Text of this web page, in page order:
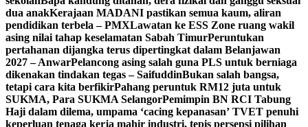
dua anakKerajaan MADANI pastikan semua kaum, aliran
pendidikan terbela – PMXLawatan ke ESS Zone ruang wakil
asing nilai tahap keselamatan Sabah TimurPeruntukan
pertahanan dijangka terus dipertingkat dalam Belanjawan
2027 – AnwarPelancong asing salah guna PLS untuk berniaga
dikenakan tindakan tegas – SaifuddinBukan salah bangsa,
tetapi cara kita berfikirPahang peruntuk RM12 juta untuk
SUKMA, Para SUKMA SelangorPemimpin BN RCI Tabung
Haji dalam dilema, umpama ‘cacing kepanasan’ TVET penuhi
keperluan tenaga kerja mahir industri, tepis persepsi pilihan